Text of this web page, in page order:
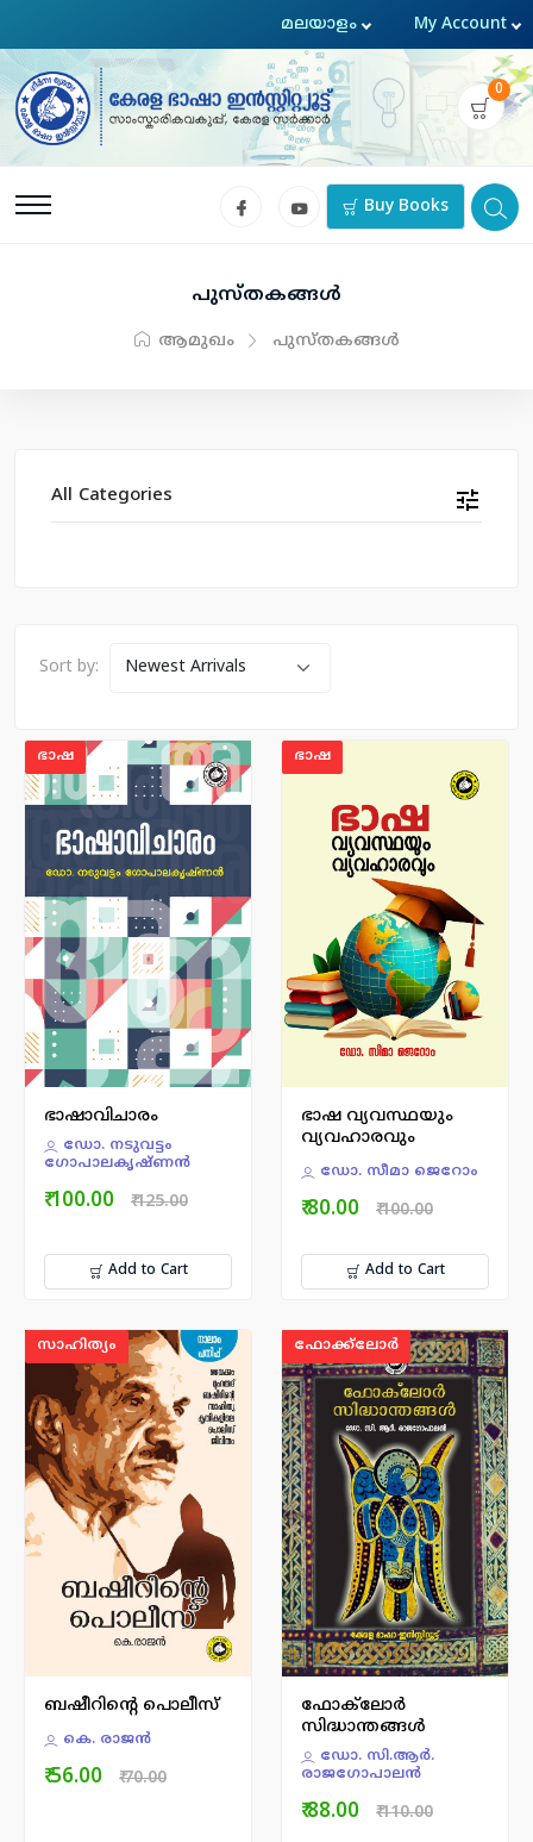
0
Buy Books
പുസ്തകങ്ങള്‍
ആമുഖം പുസ്തകങ്ങള്‍
All Categories
Sort by:
ഭാഷ
ഭാഷാവിചാരം
ഡോ. നടുവട്ടം
ഗോപാലകൃഷ്ണന്‍
₹ 100.00 ₹ 125.00
Add to Cart
ഭാഷ
ഭാഷ വ്യവസ്ഥയും
വ്യവഹാരവും
ഡോ. സീമാ ജെറോം
₹ 80.00 ₹ 100.00
Add to Cart
സാഹിത്യം
ബഷീറിന്റെ പൊലീസ്
കെ. രാജന്‍
₹ 56.00 ₹ 70.00
ഫോക്ക്ലോർ
ഫോക്‌ലോര്‍
സിദ്ധാന്തങ്ങള്‍
ഡോ. സി.ആര്‍.
രാജഗോപാലന്‍
₹ 88.00 ₹ 110.00